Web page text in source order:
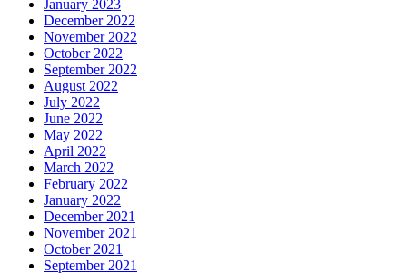
January 2023
December 2022
November 2022
October 2022
September 2022
August 2022
July 2022
June 2022
May 2022
April 2022
March 2022
February 2022
January 2022
December 2021
November 2021
October 2021
September 2021